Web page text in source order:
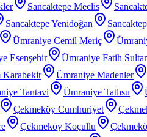
Sancaktepe Meclis
Sancaktepe Yenidoğan
Ümraniye Cemil Meriç
Esenşehir Ümraniye Fatih
Karabekir Ümraniye Madenler
Tantavi Ümraniye Tatlısu
Çekmeköy Cumhuriyet
Çekmeköy Koçullu